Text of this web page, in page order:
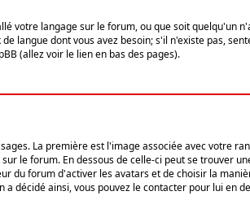
votre langage sur le forum, ou que soit quelqu'un
langue dont vous avez besoin; s'il n'existe pas,
(allez voir le lien en bas des pages).
La première est l'image associée avec votre
le forum. En dessous de celle-ci peut se trouver
du forum d'activer les avatars et de choisir la
décidé ainsi, vous pouvez le contacter pour lui en